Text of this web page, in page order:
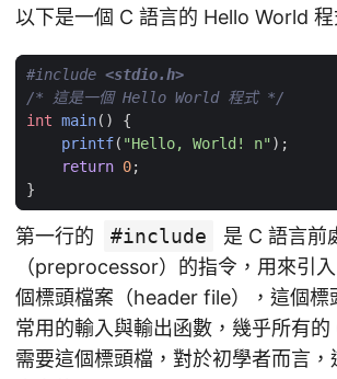
以下是一個 C 語言的 Hello World 程
#include <stdio.h>
/* 這是一個 Hello World 程式 */
int main()
{
printf( "Hello, World! n");
return 0;
}
第一行的 #include
是 C 語言前
（preprocessor）的指令，用來引入
個標頭檔案（header file），這個標
常用的輸入與輸出函數，幾乎所有
需要這個標頭檔，對於初學者而言